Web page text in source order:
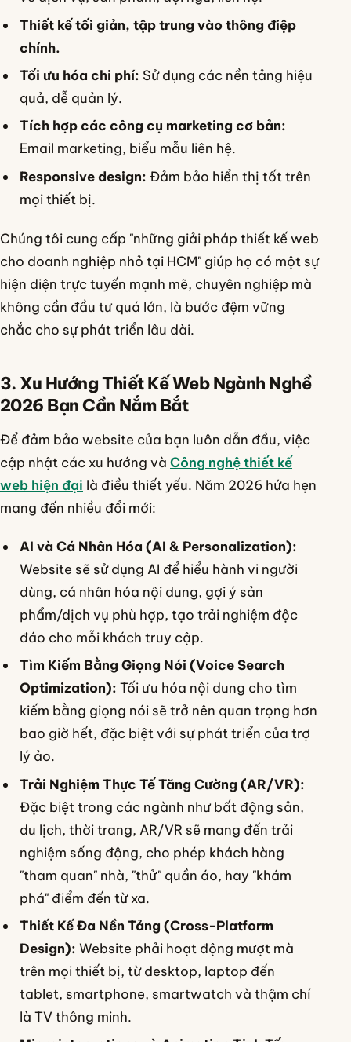
Thiết kế tối giản, tập trung vào thông điệp
chính.
Tối ưu hóa chi phí: Sử dụng các nền tảng hiệu
quả, dễ quản lý.
Tích hợp các công cụ marketing cơ bản:
Email marketing, biểu mẫu liên hệ.
Responsive design: Đảm bảo hiển thị tốt trên
mọi thiết bị.
Chúng tôi cung cấp "những giải pháp thiết kế web
cho doanh nghiệp nhỏ tại HCM" giúp họ có một sự
hiện diện trực tuyến mạnh mẽ, chuyên nghiệp mà
không cần đầu tư quá lớn, là bước đệm vững
chắc cho sự phát triển lâu dài.
3. Xu Hướng Thiết Kế Web Ngành Nghề
2026 Bạn Cần Nắm Bắt
Để đảm bảo website của bạn luôn dẫn đầu, việc
cập nhật các xu hướng và Công nghệ thiết kế
web hiện đại là điều thiết yếu. Năm 2026 hứa hẹn
mang đến nhiều đổi mới:
AI và Cá Nhân Hóa (AI & Personalization):
Website sẽ sử dụng AI để hiểu hành vi người
dùng, cá nhân hóa nội dung, gợi ý sản
phẩm/dịch vụ phù hợp, tạo trải nghiệm độc
đáo cho mỗi khách truy cập.
Tìm Kiếm Bằng Giọng Nói (Voice Search
Optimization): Tối ưu hóa nội dung cho tìm
kiếm bằng giọng nói sẽ trở nên quan trọng hơn
bao giờ hết, đặc biệt với sự phát triển của trợ
lý ảo.
Trải Nghiệm Thực Tế Tăng Cường (AR/VR):
Đặc biệt trong các ngành như bất động sản,
du lịch, thời trang, AR/VR sẽ mang đến trải
nghiệm sống động, cho phép khách hàng
"tham quan" nhà, "thử" quần áo, hay "khám
phá" điểm đến từ xa.
Thiết Kế Đa Nền Tảng (Cross-Platform
Design): Website phải hoạt động mượt mà
trên mọi thiết bị, từ desktop, laptop đến
tablet, smartphone, smartwatch và thậm chí
là TV thông minh.